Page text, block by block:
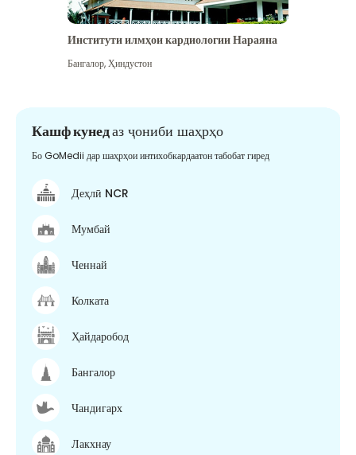
Институти илмҳои кардиологии Нараяна
Бангалор,Ҳиндустон
Кашф кунедаз ҷониби шаҳрҳо
Бо GoMedii дар шаҳрҳои интихобкардаатон табобат гиред
Деҳлӣ NCR
Мумбай
Ченнай
Колката
Ҳайдаробод
Бангалор
Чандигарх
Лакхнау